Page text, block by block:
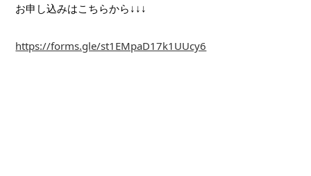
お申し込みはこちらから↓↓↓
https://forms.gle/st1EMpaD17k1UUcy6